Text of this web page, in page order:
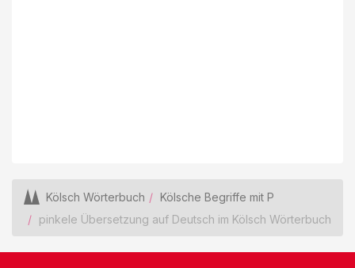
Kölsch Wörterbuch
Kölsche Begriffe mit P
pinkele Übersetzung auf Deutsch im Kölsch Wörterbuch